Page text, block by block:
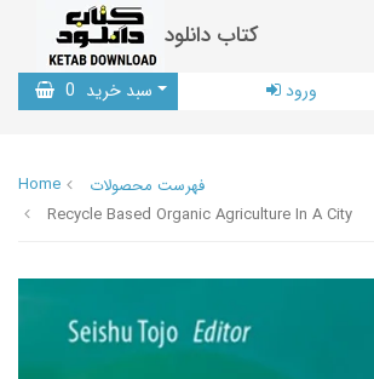
کتاب دانلود
سبد خرید 0 ورود
Home
فهرست محصولات
Recycle Based Organic Agriculture In A City